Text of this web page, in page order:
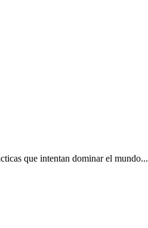
que intentan dominar el mundo...